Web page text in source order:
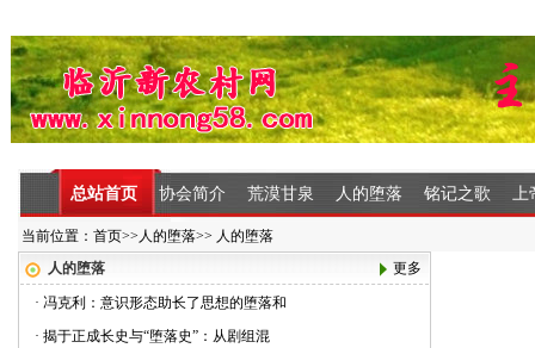
总站首页 协会简介 荒漠甘泉 人的堕落 铭记之歌 上
当前位置： 首页>> 人的堕落>> 人的堕落
人的堕落
更多
· 冯克利：意识形态助长了思想的堕落和
· 揭于正成长史与“堕落史”：从剧组混